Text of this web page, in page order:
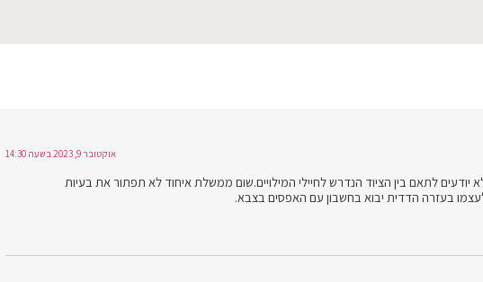
אוקטובר 9, 2023 בשעה 14:30
יודעים לתאם בין הציוד הנדרש לחיילי המילויים.שום ממשלת איחוד לא תפתור את בעיות
בעזרה הדדית יבוא בחשבון עם האפסים בצבא.